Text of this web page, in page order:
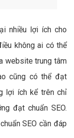
nhiều lợi ích cho
không ai có thể
website trung tâm
cũng có thể đạt
lợi ích kể trên chỉ
đạt chuẩn SEO.
SEO cần đáp